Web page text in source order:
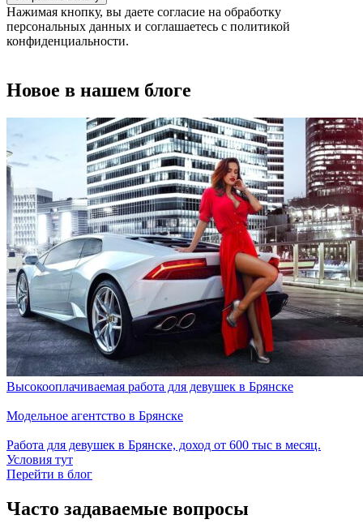
Нажимая кнопку, вы даете согласие на обработку
персональных данных и соглашаетесь с политикой
конфиденциальности.
Новое в нашем блоге
Высокооплачиваемая работа для девушек в Брянске
Модельное агентство в Брянске
Работа для девушек в Брянске, доход от 600 тыс в месяц.
Условия тут
Перейти в блог
Часто задаваемые вопросы